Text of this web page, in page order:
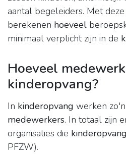
aantal begeleiders. Met
berekenen hoeveel
minimaal verplicht zijn in de
Hoeveel
kinderopvang?
In kinderopvang werken
medewerkers. In totaal zijn
organisaties die kinderopvang
PFZW).